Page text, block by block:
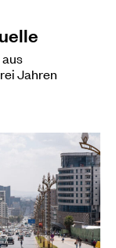
Jahren